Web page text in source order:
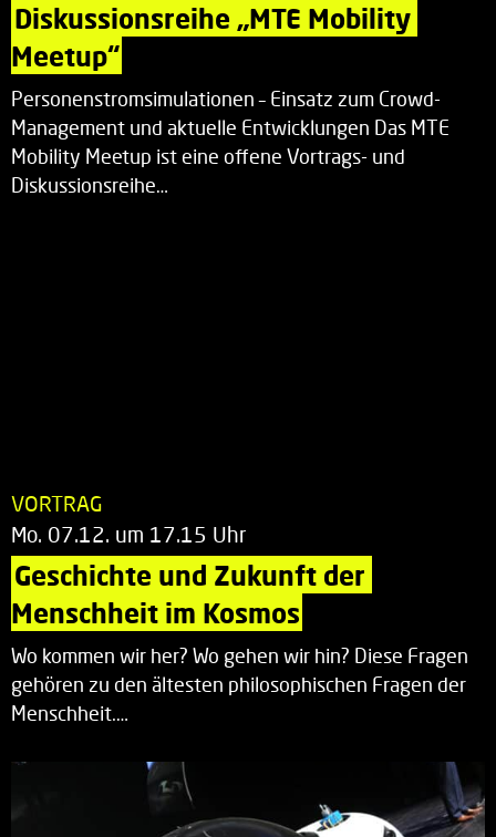
Diskussionsreihe „MTE Mobility
Meetup“
Personenstromsimulationen – Einsatz zum Crowd-
Management und aktuelle Entwicklungen Das MTE
Mobility Meetup ist eine offene Vortrags- und
Diskussionsreihe…
VORTRAG
Mo. 07.12. um 17.15 Uhr
Geschichte und Zukunft der
Menschheit im Kosmos
Wo kommen wir her? Wo gehen wir hin? Diese Fragen
gehören zu den ältesten philosophischen Fragen der
Menschheit.…